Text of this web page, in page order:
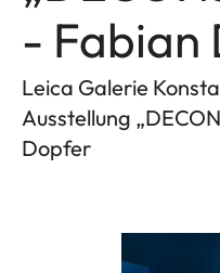
- Fabian
Leica Galerie
Ausstellung
Dopfer